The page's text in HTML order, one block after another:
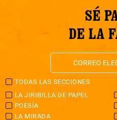
SÉ
DE LA
TODAS LAS SECCIONES
LA JIRIBILLA DE PAPEL
POESÍA
LA MIRADA